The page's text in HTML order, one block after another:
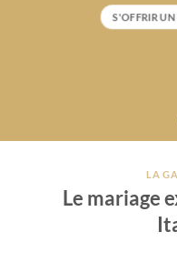
S'OFFRIR UN
LA
Le mariage